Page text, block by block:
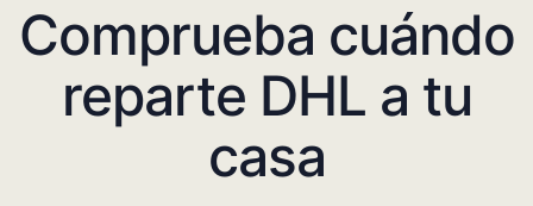
Comprueba cuándo
reparte DHL a tu
casa